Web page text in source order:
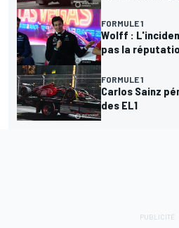
FORMULE 1
Wolff :
pas la
FORMULE 1
Carlos Sainz
des EL1